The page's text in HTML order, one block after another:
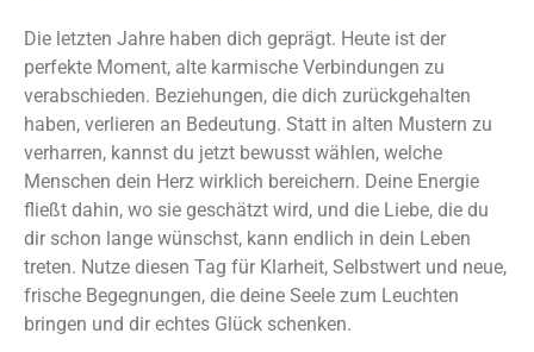
Die letzten Jahre haben dich geprägt. Heute ist der
perfekte Moment, alte karmische Verbindungen zu
verabschieden. Beziehungen, die dich zurückgehalten
haben, verlieren an Bedeutung. Statt in alten Mustern zu
verharren, kannst du jetzt bewusst wählen, welche
Menschen dein Herz wirklich bereichern. Deine Energie
fließt dahin, wo sie geschätzt wird, und die Liebe, die du
dir schon lange wünschst, kann endlich in dein Leben
treten. Nutze diesen Tag für Klarheit, Selbstwert und neue,
frische Begegnungen, die deine Seele zum Leuchten
bringen und dir echtes Glück schenken.